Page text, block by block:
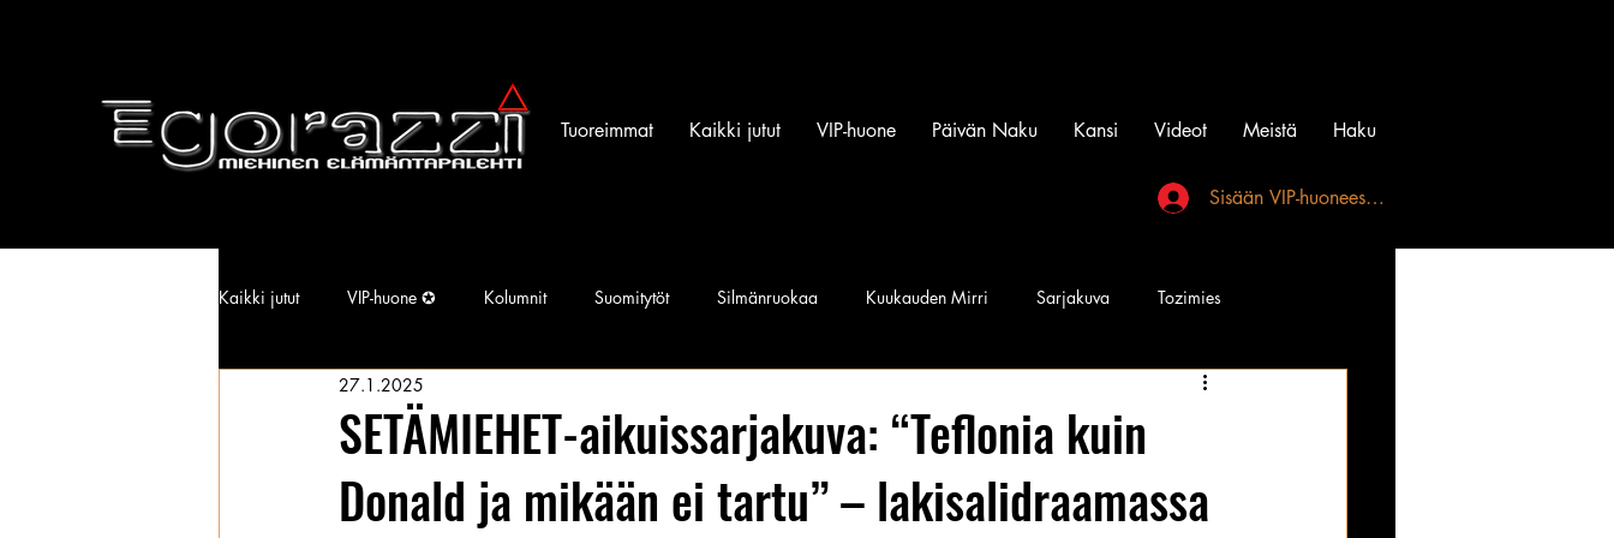
Tuoreimmat Kaikki jutut VIP-huone Päivän Naku Kansi Videot Meistä Haku
Sisään VIP-huoneeseen
Kaikki jutut VIP-huone ✪ Kolumnit Suomitytöt Silmänruokaa Kuukauden Mirri Sarjakuva Tozimies
Supermallimainen pimu Instagramin Beibit
Kansallisarkisto Aina Simonen Jan I. Somela e-Babe Mallit Penkkiurheilu Annie Mål Tatuointi
SETÄMIEHET-aikuissarjakuva: “Teflonia kuin
Donald ja mikään ei tartu” – lakisalidraamassa
27.1.2025